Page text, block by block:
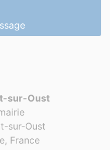
sur-Oust
sur-Oust
France